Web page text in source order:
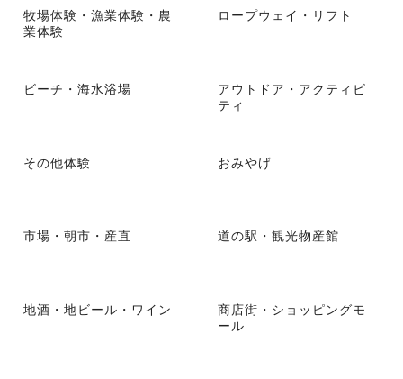
牧場体験・漁業体験・農
業体験
ロープウェイ・リフト
ビーチ・海水浴場
アウトドア・アクティビ
ティ
その他体験 おみやげ
市場・朝市・産直 道の駅・観光物産館
地酒・地ビール・ワイン
商店街・ショッピングモ
ール